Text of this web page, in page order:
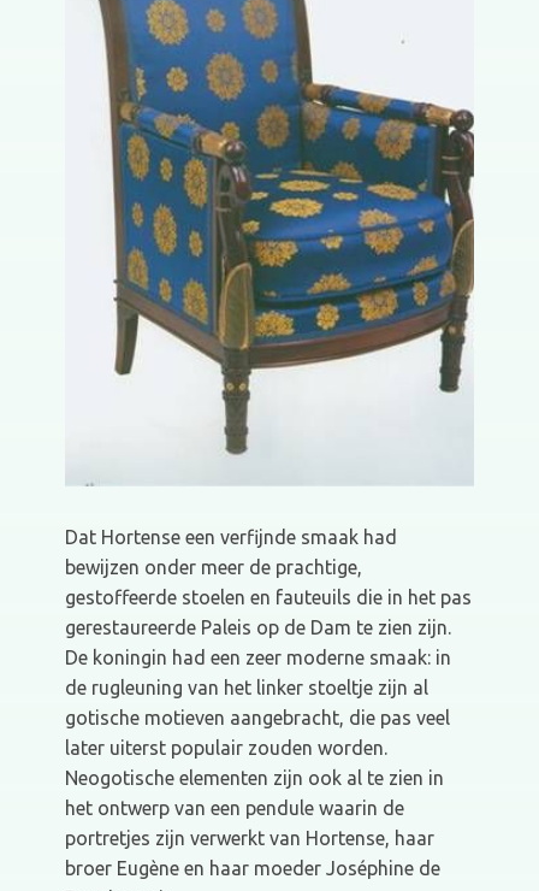
Dat Hortense een verfijnde smaak had
bewijzen onder meer de prachtige,
gestoffeerde stoelen en fauteuils die in het pas
gerestaureerde Paleis op de Dam te zien zijn.
De koningin had een zeer moderne smaak: in
de rugleuning van het linker stoeltje zijn al
gotische motieven aangebracht, die pas veel
later uiterst populair zouden worden.
Neogotische elementen zijn ook al te zien in
het ontwerp van een pendule waarin de
portretjes zijn verwerkt van Hortense, haar
broer Eugène en haar moeder Joséphine de